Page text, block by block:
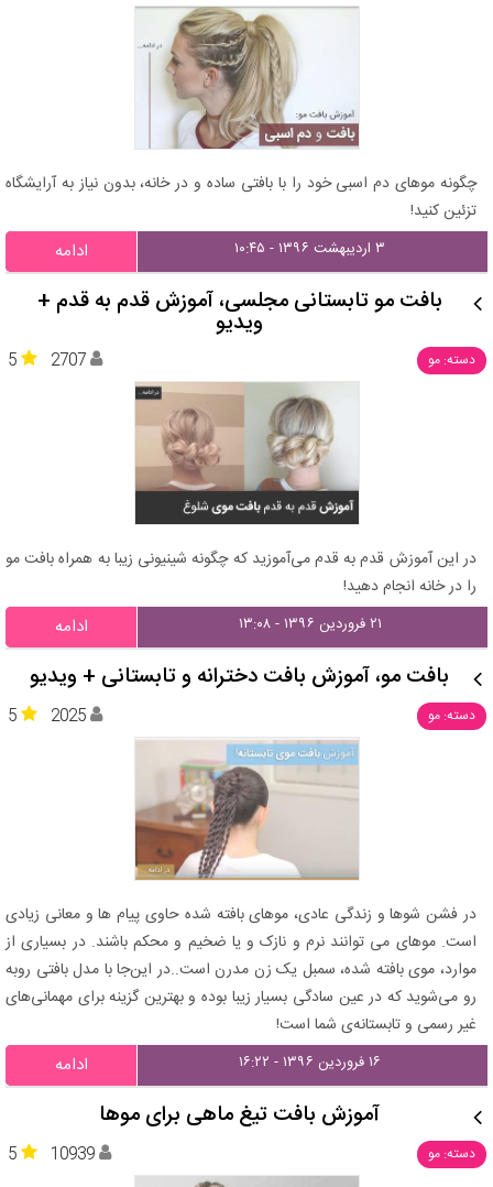
چگونه موهای دم اسبی خود را با بافتی ساده و در خانه، بدون نیاز به آرایشگاه
تزئین کنید!
۳ اردیبهشت ۱۳۹۶ - ۱۰:۴۵ ادامه
بافت مو تابستانی مجلسی، آموزش قدم به قدم +
ویدیو
دسته: مو 5 2707
در این آموزش قدم به قدم می‌آموزید که چگونه شینیونی زیبا به همراه بافت مو
را در خانه انجام دهید!
۲۱ فروردین ۱۳۹۶ - ۱۳:۰۸ ادامه
بافت مو، آموزش بافت دخترانه و تابستانی + ویدیو
دسته: مو 5 2025
در فشن شوها و زندگی عادی، موهای بافته شده حاوی پیام ها و معانی زیادی
است. موهای می توانند نرم و نازک و یا ضخیم و محکم باشند. در بسیاری از
موارد، موی بافته شده، سمبل یک زن مدرن است..در این‌جا با مدل بافتی روبه
رو می‌شوید که در عین سادگی بسیار زیبا بوده و بهترین گزینه برای مهمانی‌های
غیر رسمی و تابستانه‌ی شما است!
۱۶ فروردین ۱۳۹۶ - ۱۶:۲۲ ادامه
آموزش بافت تیغ ماهی برای موها
دسته: مو 5 10939